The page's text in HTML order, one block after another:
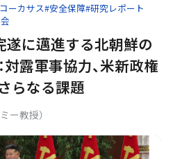
ーカサス#安全保障#研究レポート
遂に邁進する北朝鮮の
対露軍事協力、米新政権
らなる課題
ー教授）